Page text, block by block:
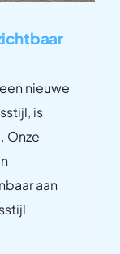
nieuwe
is
Onze
aan